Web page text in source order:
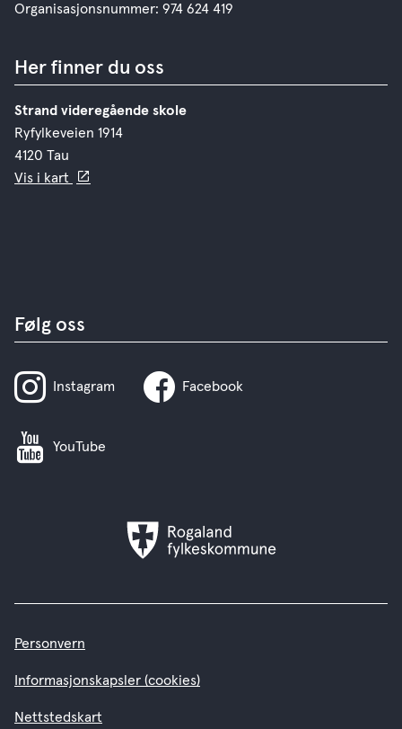
Organisasjonsnummer: 974 624 419
Her finner du oss
Strand videregående skole
Ryfylkeveien 1914
4120 Tau
Vis i kart
Følg oss
Instagram Facebook
YouTube
Rogaland
fylkeskommune
Personvern
Informasjonskapsler (cookies)
Nettstedskart